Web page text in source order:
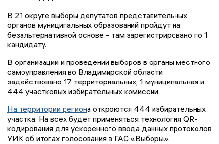
В 21 округе выборы депутатов представительных
органов муниципальных образований пройдут на
безальтернативной основе – там зарегистрировано по 1
кандидату.
В организации и проведении выборов в органы местного
самоуправления во Владимирской области
задействовано 17 территориальных, 1 муниципальная и
444 участковых избирательных комиссии.
На территории региона откроются 444 избирательных
участка. На всех будет применяться технология QR-
кодирования для ускоренного ввода данных протоколов
УИК об итогах голосования в ГАС «Выборы».